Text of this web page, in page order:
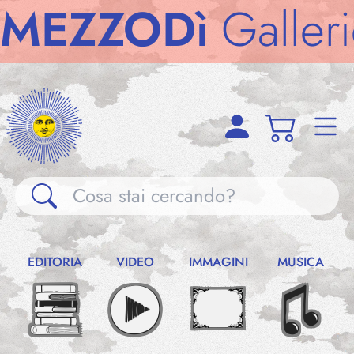
Gallerie
Gallerie
Notizie
EDITORIA VIDEO IMMAGINI MUSICA